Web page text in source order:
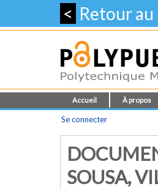
< Retour
Accueil À propos
Se connecter
SOUSA,